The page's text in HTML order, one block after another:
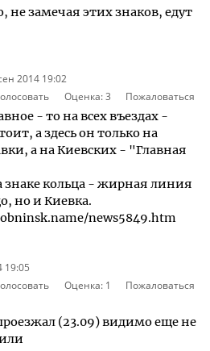
не замечая этих знаков, едут
2014 19:02
Оценка:3 Пожаловаться
- то на всех въездах -
а здесь он только на
а на Киевских - "Главная
знаке кольца - жирная линия
но и Киевка.
news5849.htm
19:05
Оценка: 1 Пожаловаться
(23.09) видимо еще не